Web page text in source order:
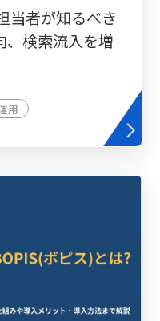
当者が知るべき
、検索流入を増
用